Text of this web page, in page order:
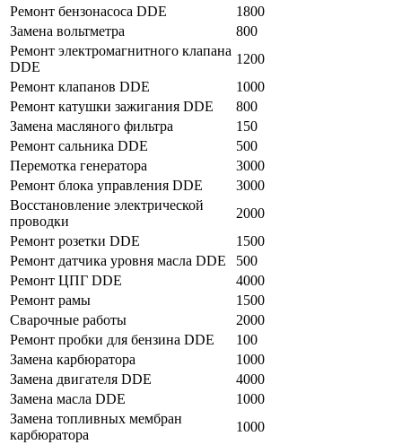
Ремонт бензонасоса DDE
1800
Замена вольтметра
800
Ремонт электромагнитного клапана
DDE
1200
Ремонт клапанов DDE
1000
Ремонт катушки зажигания DDE
800
Замена масляного фильтра
150
Ремонт сальника DDE
500
Перемотка генератора
3000
Ремонт блока управления DDE
3000
Восстановление электрической
проводки
2000
Ремонт розетки DDE
1500
Ремонт датчика уровня масла DDE
500
Ремонт ЦПГ DDE
4000
Ремонт рамы
1500
Сварочные работы
2000
Ремонт пробки для бензина DDE
100
Замена карбюратора
1000
Замена двигателя DDE
4000
Замена масла DDE
1000
Замена топливных мембран
карбюратора
1000